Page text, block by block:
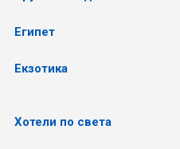
Египет
Екзотика
Хотели по света